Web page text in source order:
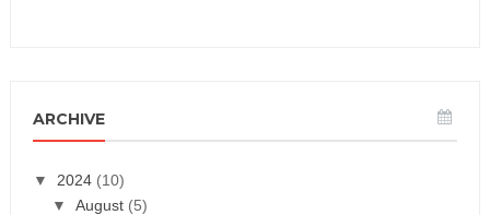
ARCHIVE
▼ 2024 (10)
▼ August (5)